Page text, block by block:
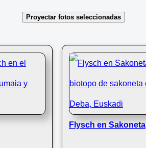
Proyectar fotos seleccionadas
Flysch en Sakoneta